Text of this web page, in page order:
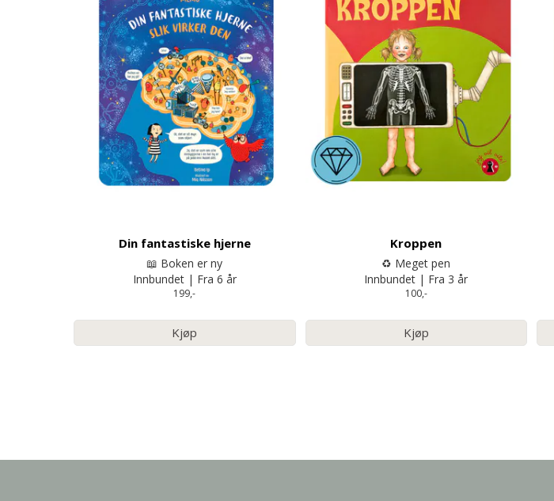
Din fantastiske hjerne
📖 Boken er ny
Innbundet | Fra 6 år
199,-
Kjøp
Kroppen
♻️ Meget pen
Innbundet | Fra 3 år
100,-
Kjøp